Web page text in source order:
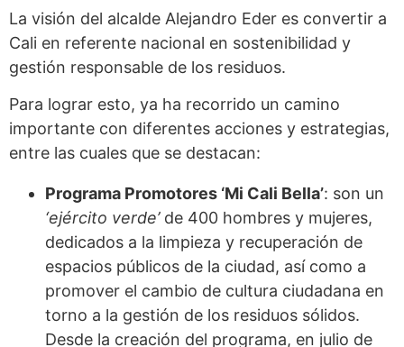
La visión del alcalde Alejandro Eder es convertir a
Cali en referente nacional en sostenibilidad y
gestión responsable de los residuos.
Para lograr esto, ya ha recorrido un camino
importante con diferentes acciones y estrategias,
entre las cuales que se destacan:
Programa Promotores ‘Mi Cali Bella’: son un
‘ejército verde’de 400 hombres y mujeres,
dedicados a la limpieza y recuperación de
espacios públicos de la ciudad, así como a
promover el cambio de cultura ciudadana en
torno a la gestión de los residuos sólidos.
Desde la creación del programa, en julio de